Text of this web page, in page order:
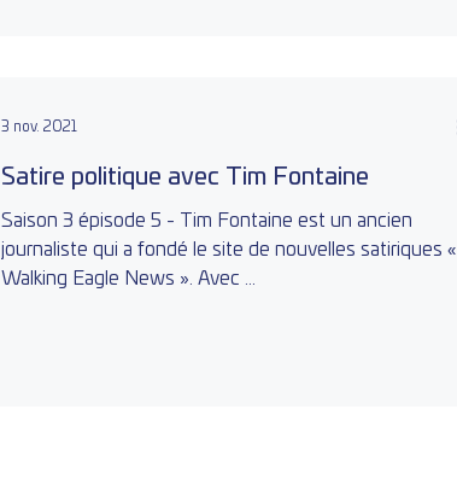
Satire politique avec Tim Fontaine
Saison 3 épisode 5 - Tim Fontaine est un ancien
journaliste qui a fondé le site de nouvelles satiriques «
Walking Eagle News ». Avec ...
3 nov. 2021